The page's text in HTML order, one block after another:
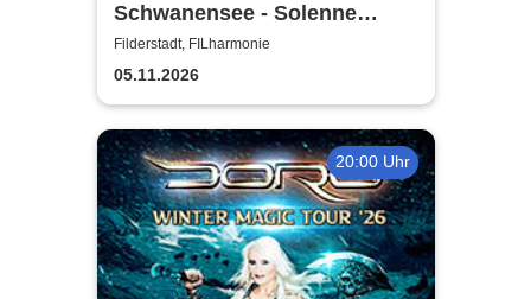
Schwanensee - Solenne
Ballet Classique
Filderstadt, FILharmonie
05.11.2026
20:00 Uhr